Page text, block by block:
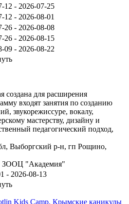
12 - 2026-07-25
12 - 2026-08-01
26 - 2026-08-08
26 - 2026-08-15
09 - 2026-08-22
для расширения
входят занятия по созданию
звукорежиссуре, вокалу,
мастерству, дизайну и
педагогический подход,
Выборгский р-н, гп Рощино,
ЗООЦ "Академия"
- 2026-08-13